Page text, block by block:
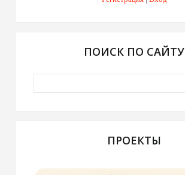
ПОИСК ПО САЙТУ
ПРОЕКТЫ